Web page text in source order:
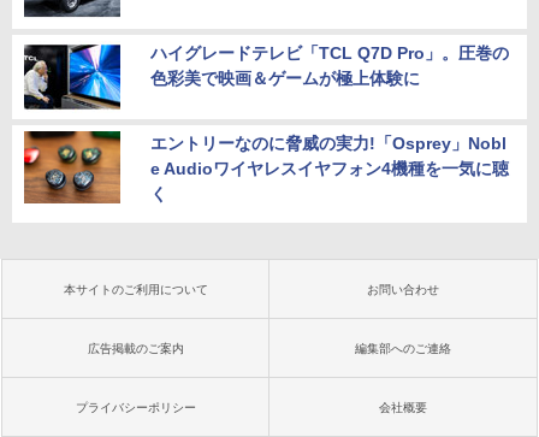
ハイグレードテレビ「TCL Q7D Pro」。圧巻の
色彩美で映画＆ゲームが極上体験に
エントリーなのに脅威の実力!「Osprey」Nobl
e Audioワイヤレスイヤフォン4機種を一気に聴
く
本サイトのご利用について お問い合わせ
広告掲載のご案内 編集部へのご連絡
プライバシーポリシー 会社概要